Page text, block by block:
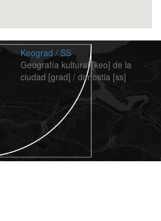
Keograd / SS
Geografía kultural [keo] de la
ciudad [grad] / donostia [ss]